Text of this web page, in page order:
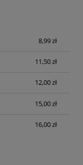
KOSZTÓW
8,99 zł
11,50 zł
12,00 zł
15,00 zł
16,00 zł